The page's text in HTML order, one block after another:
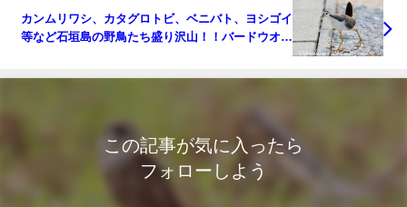
カンムリワシ、カタグロトビ、ベニバト、ヨシゴイ
等など石垣島の野鳥たち盛り沢山！！バードウオッ
この記事が気に入ったら
フォローしよう